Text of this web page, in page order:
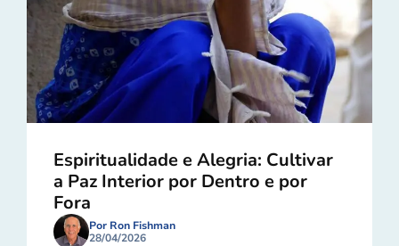
Espiritualidade e Alegria: Cultivar
a Paz Interior por Dentro e por
Fora
Por Ron Fishman
28/04/2026